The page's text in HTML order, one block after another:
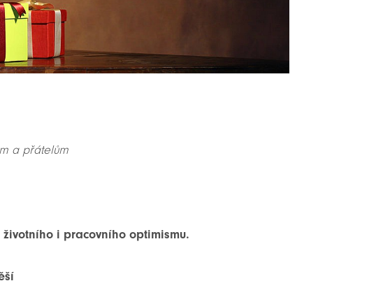
a přátelům
i pracovního optimismu.